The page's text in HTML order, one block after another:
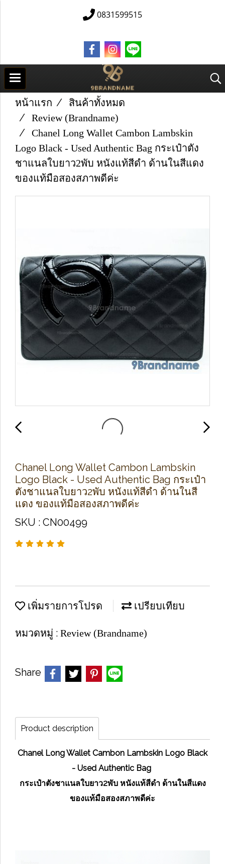
0831599515
หน้าแรก
สินค้าทั้งหมด
Review (Brandname)
Chanel Long Wallet Cambon Lambskin
Logo Black - Used Authentic Bag กระเป๋าตัง
ชาแนลใบยาว2พับ หนังแท้สีดำ ด้านในสีแดง
ของแท้มือสองสภาพดีค่ะ
Chanel Long Wallet Cambon Lambskin
Logo Black - Used Authentic Bag กระเป๋า
ตังชาแนลใบยาว2พับ หนังแท้สีดำ ด้านในสี
แดง ของแท้มือสองสภาพดีค่ะ
SKU : CN00499
เพิ่มรายการโปรด เปรียบเทียบ
หมวดหมู่ : Review (Brandname)
Share
Product description
Chanel Long Wallet Cambon Lambskin Logo Black
- Used Authentic Bag
กระเป๋าตังชาแนลใบยาว2พับ หนังแท้สีดำ ด้านในสีแดง
ของแท้มือสองสภาพดีค่ะ